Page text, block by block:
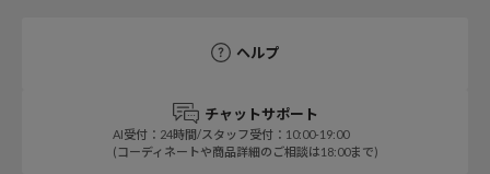
ヘルプ
チャットサポート
AI受付：24時間/スタッフ受付：10:00-19:00
(コーディネートや商品詳細のご相談は18:00まで)